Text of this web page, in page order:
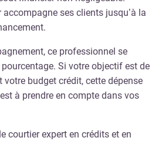
accompagne ses clients jusqu’à la
ce professionnel se
Si votre objectif est de
budget crédit, cette dépense
à prendre en compte dans vos
courtier expert en crédits et en